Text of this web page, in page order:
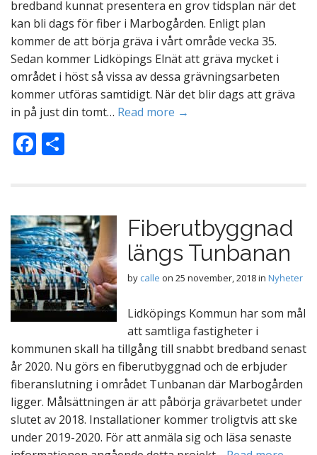
bredband kunnat presentera en grov tidsplan när det
kan bli dags för fiber i Marbogården. Enligt plan
kommer de att börja gräva i vårt område vecka 35.
Sedan kommer Lidköpings Elnät att gräva mycket i
området i höst så vissa av dessa grävningsarbeten
kommer utföras samtidigt. När det blir dags att gräva
in på just din tomt… Read more →
F
b
o
o
k
Fiberutbyggnad
längs Tunbanan
by calle on 25 november, 2018in Nyheter
Lidköpings Kommun har som mål
att samtliga fastigheter i
kommunen skall ha tillgång till snabbt bredband senast
år 2020. Nu görs en fiberutbyggnad och de erbjuder
fiberanslutning i området Tunbanan där Marbogården
ligger. Målsättningen är att påbörja grävarbetet under
slutet av 2018. Installationer kommer troligtvis att ske
under 2019-2020. För att anmäla sig och läsa senaste